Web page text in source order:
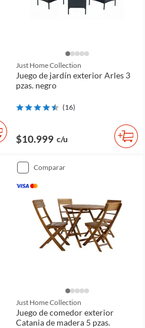
Just Home Collection
Juego de jardín exterior Arles 3
pzas. negro
(16)
$10.999 c/u
comparar
Just Home Collection
Juego de comedor exterior
Catania de madera 5 pzas.